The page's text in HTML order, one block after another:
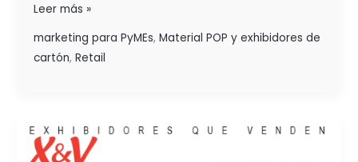
Leer más »
marketing para PyMEs, Material POP y exhibidores de
cartón, Retail
7
BENEFICIOS